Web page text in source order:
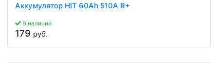
Аккумулятор HIT 60Ah 510A R+
В наличии
179 руб.